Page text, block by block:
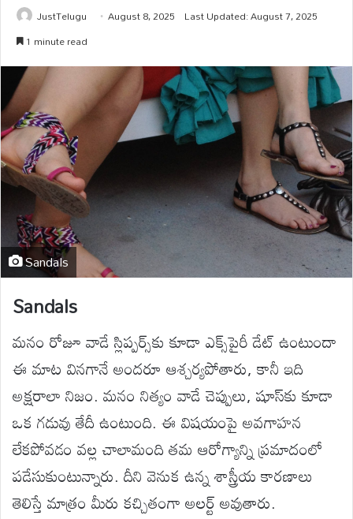
JustTelugu August 8, 2025 Last Updated: August 7, 2025
1 minute read
Sandals
Sandals
మనం రోజూ వాడే స్లిప్పర్స్‌కు కూడా ఎక్స్‌పైరీ డేట్ ఉంటుందా
ఈ మాట వినగానే అందరూ ఆశ్చర్యపోతారు, కానీ ఇది
అక్షరాలా నిజం. మనం నిత్యం వాడే చెప్పులు, షూస్‌కు కూడా
ఒక గడువు తేదీ ఉంటుంది. ఈ విషయంపై అవగాహన
లేకపోవడం వల్ల చాలామంది తమ ఆరోగ్యాన్ని ప్రమాదంలో
పడేసుకుంటున్నారు. దీని వెనుక ఉన్న శాస్త్రీయ కారణాలు
తెలిస్తే మాత్రం మీరు కచ్చితంగా అలర్ట్ అవుతారు.